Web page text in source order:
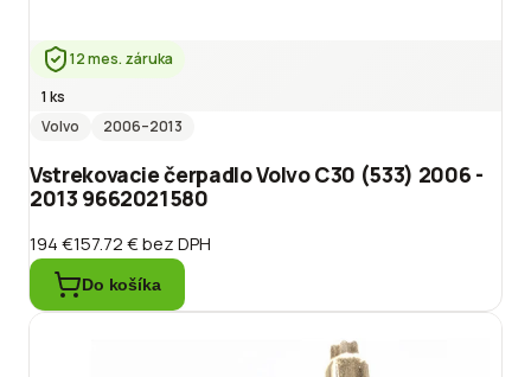
12 mes. záruka
1 ks
Volvo
2006–2013
Vstrekovacie čerpadlo Volvo C30 (533) 2006 -
2013 9662021580
194 €157.72 €bez DPH
Do košíka